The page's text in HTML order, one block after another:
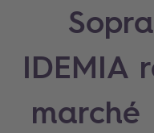
IDEMIA